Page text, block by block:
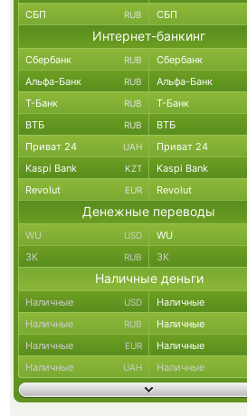
СБП RUB СБП
Интернет-банкинг
Сбербанк RUB Сбербанк
Альфа-Банк RUB Альфа-Банк
Т-Банк RUB Т-Банк
ВТБ RUB ВТБ
Приват 24 UAH Приват 24
Kaspi Bank KZT Kaspi Bank
Revolut EUR Revolut
Денежные переводы
WU USD WU
ЗК RUB ЗК
Наличные деньги
Наличные USD Наличные
Наличные RUB Наличные
Наличные EUR Наличные
Наличные UAH Наличные